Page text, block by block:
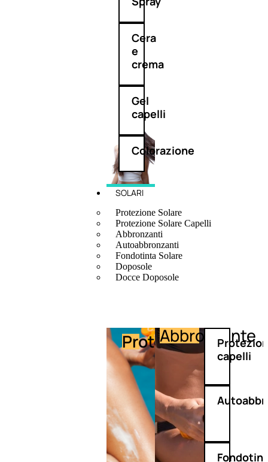
Cera
e
crema
Gel
capelli
Colorazione
SOLARI
Protezione Solare
Protezione Solare Capelli
Abbronzanti
Autoabbronzanti
Fondotinta Solare
Doposole
Docce Doposole
Protezione
Abbronzante
capelli